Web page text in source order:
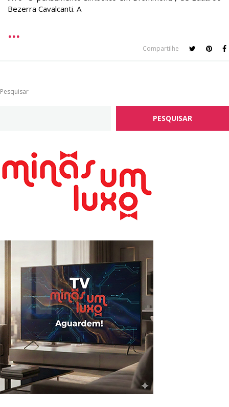
Bezerra Cavalcanti. A
Compartilhe
Pesquisar
PESQUISAR